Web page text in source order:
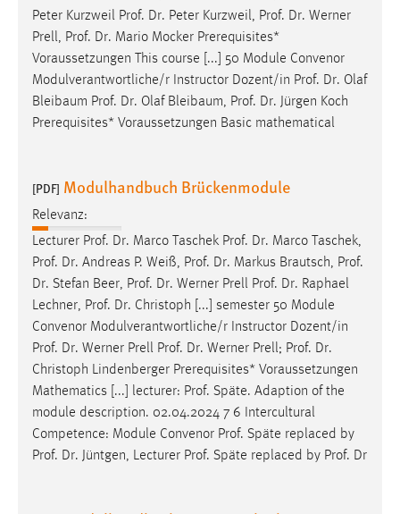
Peter Kurzweil Prof. Dr. Peter Kurzweil, Prof. Dr. Werner
Prell, Prof. Dr. Mario Mocker Prerequisites*
Voraussetzungen This course [...] 50 Module Convenor
Modulverantwortliche/r Instructor Dozent/in Prof. Dr. Olaf
Bleibaum Prof. Dr. Olaf Bleibaum, Prof. Dr. Jürgen Koch
Prerequisites* Voraussetzungen Basic mathematical
[PDF] Modulhandbuch Brückenmodule
Relevanz:
Lecturer Prof. Dr. Marco Taschek Prof. Dr. Marco Taschek,
Prof. Dr. Andreas P. Weiß, Prof. Dr. Markus Brautsch, Prof.
Dr. Stefan Beer, Prof. Dr. Werner Prell Prof. Dr. Raphael
Lechner, Prof. Dr. Christoph [...] semester 50 Module
Convenor Modulverantwortliche/r Instructor Dozent/in
Prof. Dr. Werner Prell Prof. Dr. Werner Prell; Prof. Dr.
Christoph Lindenberger Prerequisites* Voraussetzungen
Mathematics [...] lecturer: Prof. Späte. Adaption of the
module description. 02.04.2024 7 6 Intercultural
Competence: Module Convenor Prof. Späte replaced by
Prof. Dr. Jüntgen, Lecturer Prof. Späte replaced by Prof. Dr
Cookie Laufzeit:
EXTERNE MEDIEN
externen Medien Cookies gesetzt.
YouTube
Vimeo